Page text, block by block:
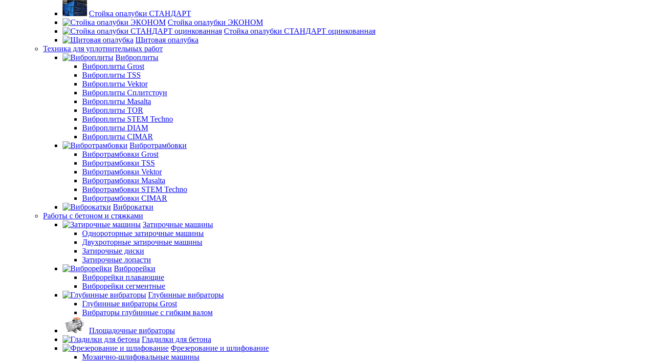
Стойка опалубки СТАНДАРТ
Стойка опалубки ЭКОНОМ
Стойка опалубки СТАНДАРТ оцинкованная
Щитовая опалубка
Техника для уплотнительных работ
Виброплиты
Виброплиты Grost
Виброплиты TSS
Виброплиты Vektor
Виброплиты Сплитстоун
Виброплиты Masalta
Виброплиты TOR
Виброплиты STEM Techno
Виброплиты DIAM
Виброплиты CIMAR
Вибротрамбовки
Вибротрамбовки Grost
Вибротрамбовки TSS
Вибротрамбовки Vektor
Вибротрамбовки Masalta
Вибротрамбовки STEM Techno
Вибротрамбовки CIMAR
Виброкатки
Работы с бетоном и стяжками
Затирочные машины
Однороторные затирочные машины
Двухроторные затирочные машины
Затирочные диски
Затирочные лопасти
Виброрейки
Виброрейки плавающие
Виброрейки сегментные
Глубинные вибраторы
Глубинные вибраторы Grost
Вибраторы глубинные с гибким валом
Площадочные вибраторы
Гладилки для бетона
Фрезерование и шлифование
Мозаично-шлифовальные машины